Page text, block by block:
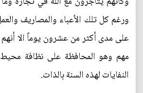
ورغم كل تلك الأعباء والمصاريف
على مدى أكثر من عشرون يوماً الا
مهم وهو المحافظة على نظافة
النفايات لهذه السنة بالذات.